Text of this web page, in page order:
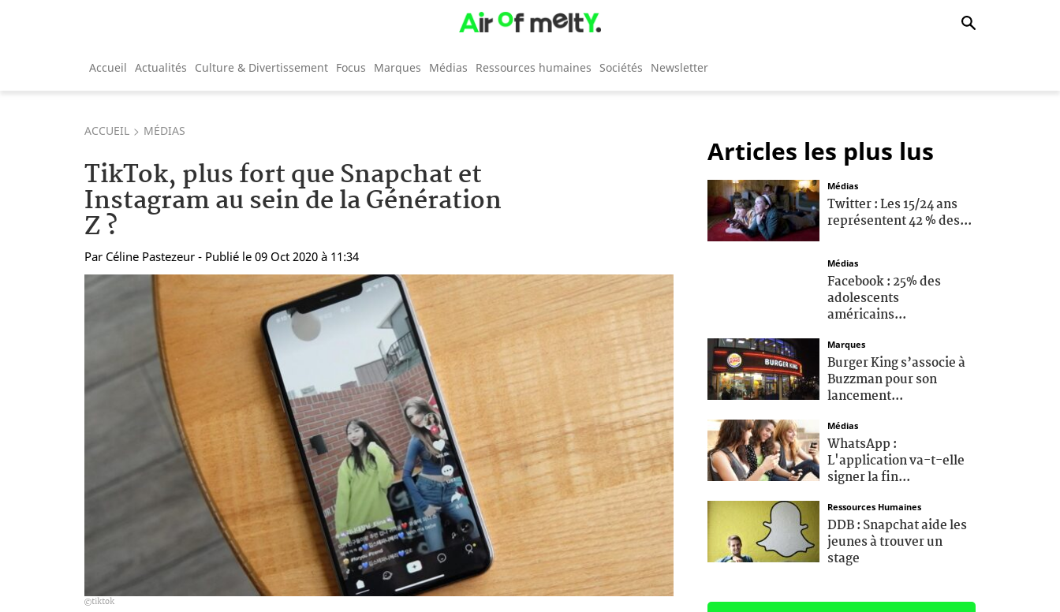
Accueil Actualités Culture & Divertissement Focus Marques Médias Ressources humaines Sociétés Newsletter
ACCUEIL MÉDIAS
TikTok, plus fort que Snapchat et
Instagram au sein de la Génération
Z ?
Par Céline Pastezeur - Publié le 09 Oct 2020 à 11:34
tiktok
Articles les plus lus
Médias
Twitter : Les 15/24 ans
représentent 42 % des...
Médias
Facebook : 25% des
adolescents
américains...
Marques
Burger King s’associe à
Buzzman pour son
lancement...
Médias
WhatsApp :
L'application va-t-elle
signer la fin...
Ressources Humaines
DDB : Snapchat aide les
jeunes à trouver un
stage